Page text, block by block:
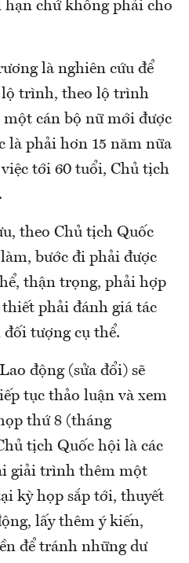
hạn chứ không phải cho
là nghiên cứu để
lộ trình, theo lộ trình
cán bộ nữ mới được
là phải hơn 15 năm nữa
tới 60 tuổi, Chủ tịch
theo Chủ tịch Quốc
bước đi phải được
thận trọng, phải hợp
phải đánh giá tác
tượng cụ thể.
động (sửa đổi) sẽ
tục thảo luận và xem
thứ 8 (tháng
tịch Quốc hội là các
giải trình thêm một
kỳ họp sắp tới, thuyết
lấy thêm ý kiến,
để tránh những dư